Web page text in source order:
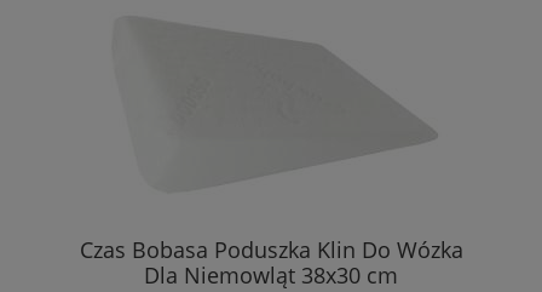
Czas Bobasa Poduszka Klin Do Wózka
Dla Niemowląt 38x30 cm